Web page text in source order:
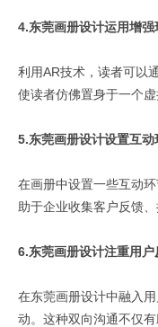
4.东莞画册设计运用增强
利用AR技术，读者可以
使读者仿佛置身于一个
5.东莞画册设计设置互动
在画册中设置一些互动
助于企业收集客户反馈
6.东莞画册设计注重用户
在东莞画册设计中融入
动。这种双向沟通不仅